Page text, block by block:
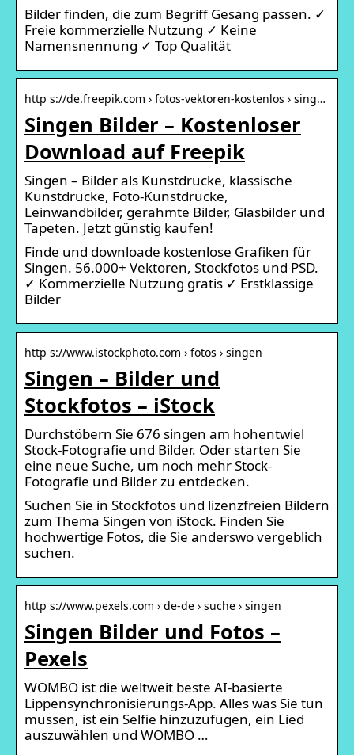
Bilder finden, die zum Begriff Gesang passen. ✓
Freie kommerzielle Nutzung ✓ Keine
Namensnennung ✓ Top Qualität
http s://de.freepik.com › fotos-vektoren-kostenlos › sing…
Singen Bilder – Kostenloser
Download auf Freepik
Singen – Bilder als Kunstdrucke, klassische
Kunstdrucke, Foto-Kunstdrucke,
Leinwandbilder, gerahmte Bilder, Glasbilder und
Tapeten. Jetzt günstig kaufen!
Finde und downloade kostenlose Grafiken für
Singen. 56.000+ Vektoren, Stockfotos und PSD.
✓ Kommerzielle Nutzung gratis ✓ Erstklassige
Bilder
http s://www.istockphoto.com › fotos › singen
Singen – Bilder und
Stockfotos – iStock
Durchstöbern Sie 676 singen am hohentwiel
Stock-Fotografie und Bilder. Oder starten Sie
eine neue Suche, um noch mehr Stock-
Fotografie und Bilder zu entdecken.
Suchen Sie in Stockfotos und lizenzfreien Bildern
zum Thema Singen von iStock. Finden Sie
hochwertige Fotos, die Sie anderswo vergeblich
suchen.
http s://www.pexels.com › de-de › suche › singen
Singen Bilder und Fotos –
Pexels
WOMBO ist die weltweit beste AI-basierte
Lippensynchronisierungs-App. Alles was Sie tun
müssen, ist ein Selfie hinzuzufügen, ein Lied
auszuwählen und WOMBO …